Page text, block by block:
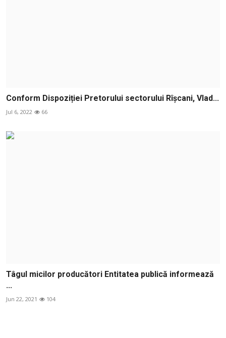
Conform Dispoziției Pretorului sectorului Rîșcani, Vlad...
Jul 6, 2022 66
Tâgul micilor producători Entitatea publică informează
...
Jun 22, 2021 104